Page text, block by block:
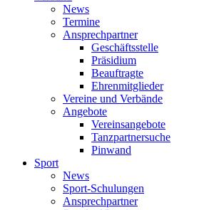
News
Termine
Ansprechpartner
Geschäftsstelle
Präsidium
Beauftragte
Ehrenmitglieder
Vereine und Verbände
Angebote
Vereinsangebote
Tanzpartnersuche
Pinwand
Sport
News
Sport-Schulungen
Ansprechpartner